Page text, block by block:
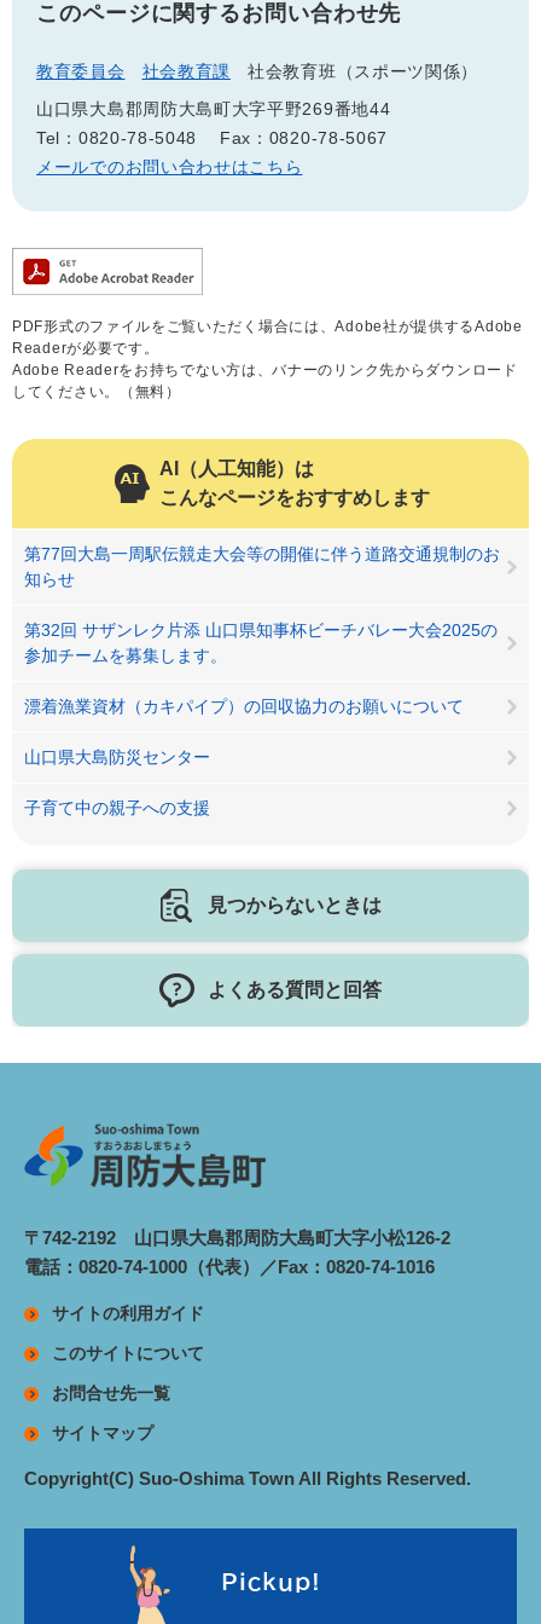
このページに関するお問い合わせ先
教育委員会 社会教育課
社会教育班（スポーツ関係）
山口県大島郡周防大島町大字平野269番地44
Tel：0820-78-5048
Fax：0820-78-5067
メールでのお問い合わせはこちら
PDF形式のファイルをご覧いただく場合には、Adobe社が提供するAdobe
Readerが必要です。
Adobe Readerをお持ちでない方は、バナーのリンク先からダウンロード
してください。（無料）
AI（人工知能）は
こんなページをおすすめします
第77回大島一周駅伝競走大会等の開催に伴う道路交通規制のお
知らせ
第32回 サザンレク片添 山口県知事杯ビーチバレー大会2025の
参加チームを募集します。
漂着漁業資材（カキパイプ）の回収協力のお願いについて
山口県大島防災センター
子育て中の親子への支援
見つからないときは
よくある質問と回答
〒742-2192 山口県大島郡周防大島町大字小松126-2
電話：0820-74-1000（代表）／Fax：0820-74-1016
サイトの利用ガイド
このサイトについて
お問合せ先一覧
サイトマップ
Copyright(C) Suo-Oshima Town All Rights Reserved.